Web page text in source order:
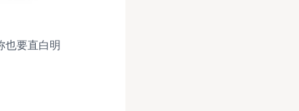
也要直白明